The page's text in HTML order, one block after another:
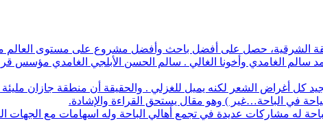
حصل على أفضل باحث وأفضل مشروع على مستوى العالم من بين 1700 طالب في آيسف الدولي
سالم الغامدي وأخونا الغالي . سالم الحسن الأبلجي الغامدي مؤسس
أغراض الشعر لكنه يميل للغزلي . والحقيقة أن منطقة جازان مليئة
في الباحة…غير ) وهو مقال يستحق القراءة والإشادة.
له مشاركات عديدة في تجمع أهالي الباحة وله اسهامات مع